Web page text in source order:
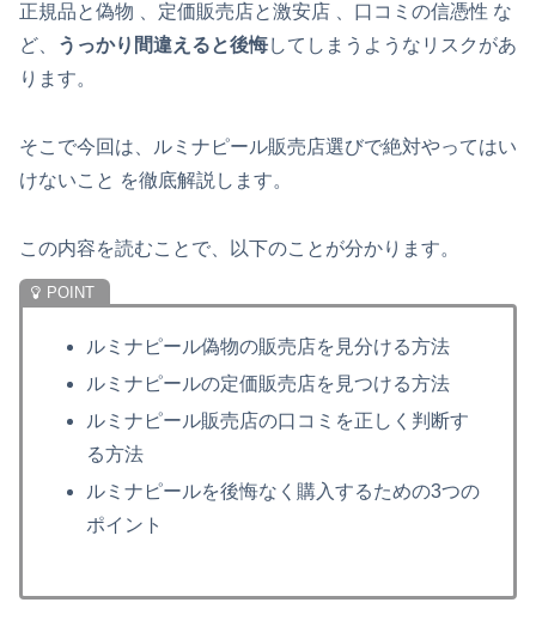
正規品と偽物 、定価販売店と激安店 、口コミの信憑性 な
ど、
うっかり間違えると後悔してしまうようなリスクがあ
ります。
そこで今回は、ルミナピール販売店選びで絶対やってはい
けないこと を徹底解説します。
この内容を読むことで、以下のことが分かります。
ルミナピール偽物の販売店を見分ける方法
ルミナピールの定価販売店を見つける方法
ルミナピール販売店の口コミを正しく判断す
る方法
ルミナピールを後悔なく購入するための3つの
ポイント